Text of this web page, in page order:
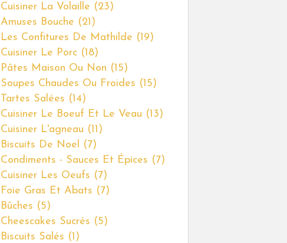
Cuisiner La Volaille (23)
Amuses Bouche (21)
Les Confitures De Mathilde (19)
Cuisiner Le Porc (18)
Pâtes Maison Ou Non (15)
Soupes Chaudes Ou Froides (15)
Tartes Salées (14)
Cuisiner Le Boeuf Et Le Veau (13)
Cuisiner L'agneau (11)
Biscuits De Noel
(7)
Condiments - Sauces Et Épices (7)
Cuisiner Les Oeufs (7)
Foie Gras Et Abats (7)
Bûches (5)
Cheescakes Sucrés (5)
Biscuits Salés (1)